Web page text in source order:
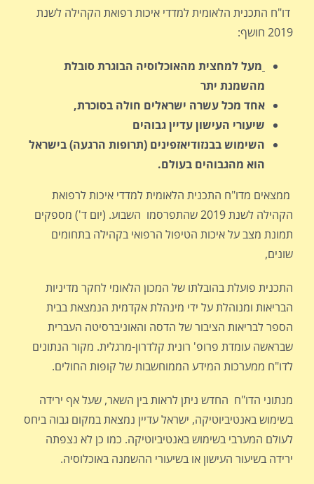
דו"ח התכנית הלאומית למדדי איכות רפואת הקהילה לשנת
2019 חושף:
מעל למחצית מהאוכלוסיה הבוגרת סובלת
מהשמנת יתר
אחד מכל עשרה ישראלים חולה בסוכרת,
שיעורי העישון עדיין גבוהים
השימוש בבנזודיאזפינים (תרופות הרגעה) בישראל
הוא מהגבוהים בעולם.
ממצאים מדו"ח התכנית הלאומית למדדי איכות לרפואת
הקהילה לשנת 2019 שהתפרסמו השבוע. (יום ד') מספקים
תמונת מצב על איכות הטיפול הרפואי בקהילה בתחומים
שונים,
התכנית פועלת בהובלתו של המכון הלאומי לחקר מדיניות
הבריאות ומנוהלת על ידי מינהלת אקדמית הנמצאת בבית
הספר לבריאות הציבור של הדסה והאוניברסיטה העברית
שבראשה עומדת פרופ' רונית קלדרון-מרגלית. מקור הנתונים
לדו"ח ממערכות המידע הממוחשבות של קופות החולים.
מנתוני הדו"ח החדש ניתן לראות בין השאר, שעל אף ירידה
בשימוש באנטיביוטיקה, ישראל עדיין נמצאת במקום גבוה ביחס
לעולם המערבי בשימוש באנטיביוטיקה. כמו כן לא נצפתה
ירידה בשיעור העישון או בשיעורי ההשמנה באוכלוסיה.